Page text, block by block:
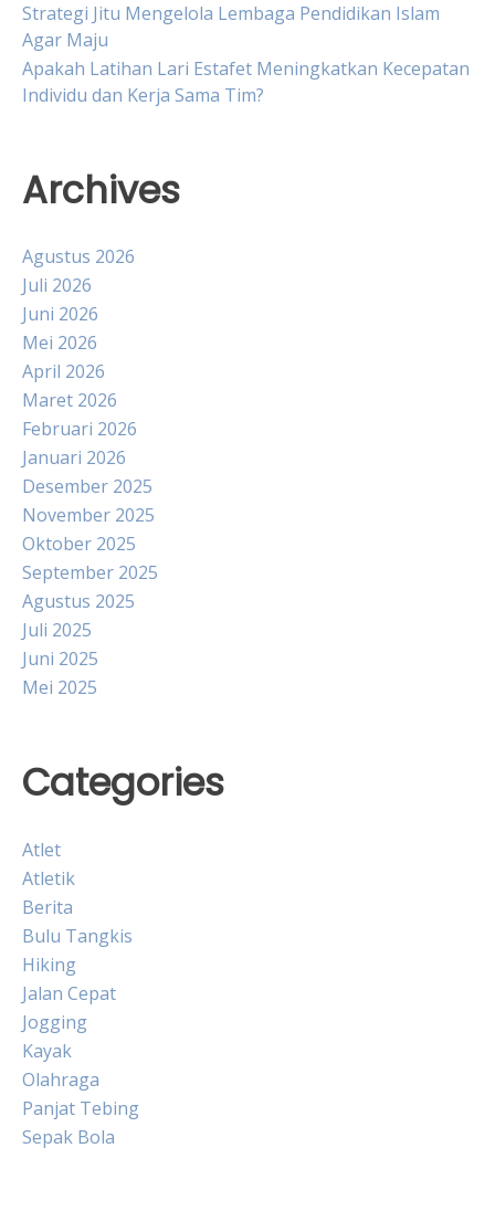
Strategi Jitu Mengelola Lembaga Pendidikan Islam
Agar Maju
Apakah Latihan Lari Estafet Meningkatkan Kecepatan
Individu dan Kerja Sama Tim?
Archives
Agustus 2026
Juli 2026
Juni 2026
Mei 2026
April 2026
Maret 2026
Februari 2026
Januari 2026
Desember 2025
November 2025
Oktober 2025
September 2025
Agustus 2025
Juli 2025
Juni 2025
Mei 2025
Categories
Atlet
Atletik
Berita
Bulu Tangkis
Hiking
Jalan Cepat
Jogging
Kayak
Olahraga
Panjat Tebing
Sepak Bola